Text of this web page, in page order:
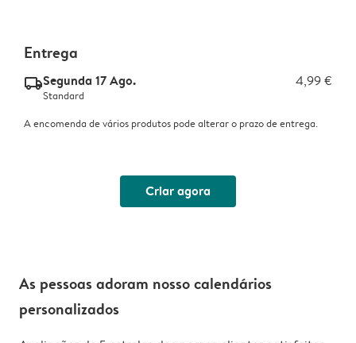
Entrega
delivery_standard_v2Segunda 17 Ago. 4,99 €
Standard
A encomenda de vários produtos pode alterar o prazo de entrega.
Criar agora
As pessoas adoram nosso calendários
personalizados